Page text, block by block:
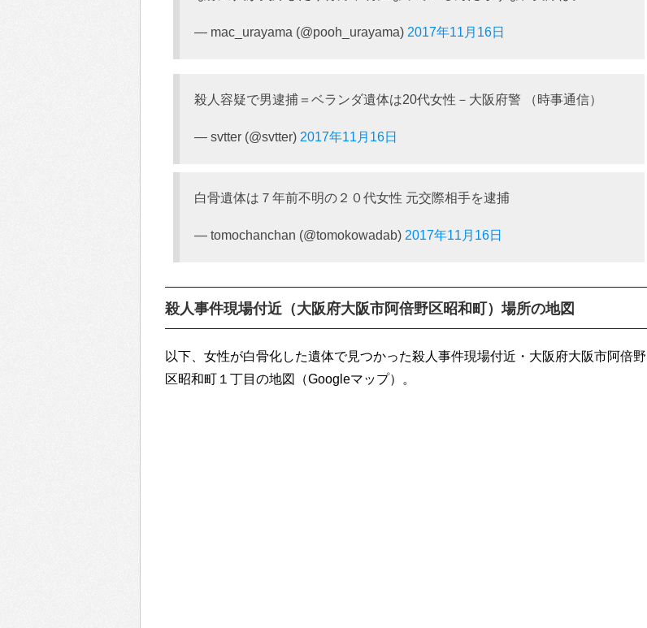
— mac_urayama (@pooh_urayama) 2017年11月16日
殺人容疑で男逮捕＝ベランダ遺体は20代女性－大阪府警 （時事通信）
— svtter (@svtter) 2017年11月16日
白骨遺体は７年前不明の２０代女性 元交際相手を逮捕
— tomochanchan (@tomokowadab) 2017年11月16日
殺人事件現場付近（大阪府大阪市阿倍野区昭和町）場所の地図
以下、女性が白骨化した遺体で見つかった殺人事件現場付近・大阪府大阪市阿倍野
区昭和町１丁目の地図（Googleマップ）。